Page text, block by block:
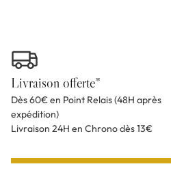
Livraison offerte*
Dès 60€ en Point Relais (48H après
expédition)
Livraison 24H en Chrono dès 13€